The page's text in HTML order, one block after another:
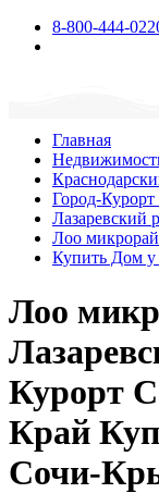
8-800-444-
Главная
Город-
Лазаревский
Лоо
Купить Дом
Лоо
Курорт
Край
Сочи-